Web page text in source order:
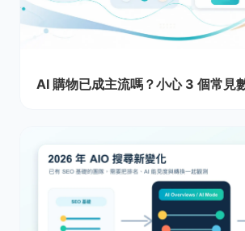
AI 購物已成主流嗎？小心 3 個常見